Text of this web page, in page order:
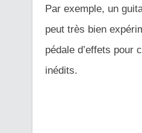
Par exemple, un
peut très bien
pédale d’effets pour
inédits.